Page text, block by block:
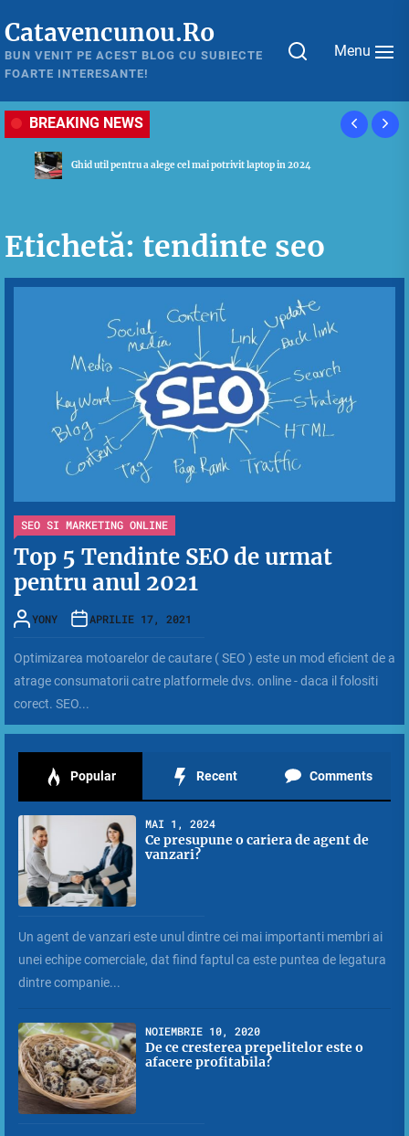
to
the
content
Catavencunou.Ro
BUN VENIT PE ACEST BLOG CU SUBIECTE
FOARTE INTERESANTE!
Menu
BREAKING NEWS
Ghid util pentru a alege cel mai potrivit laptop in 2024
Etichetă: tendinte seo
SEO SI MARKETING ONLINE
Top 5 Tendinte SEO de urmat
pentru anul 2021
YONY APRILIE 17, 2021
Optimizarea motoarelor de cautare ( SEO ) este un mod eficient de a
atrage consumatorii catre platformele dvs. online - daca il folositi
corect. SEO...
Popular Recent Comments
MAI 1, 2024
Ce presupune o cariera de agent de
vanzari?
Un agent de vanzari este unul dintre cei mai importanti membri ai
unei echipe comerciale, dat fiind faptul ca este puntea de legatura
dintre companie...
NOIEMBRIE 10, 2020
De ce cresterea prepelitelor este o
afacere profitabila?